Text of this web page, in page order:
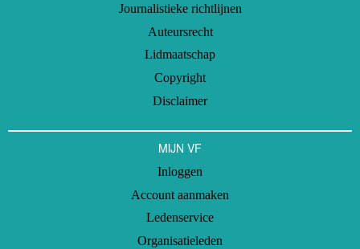
Journalistieke richtlijnen
Auteursrecht
Lidmaatschap
Copyright
Disclaimer
MIJN VF
Inloggen
Account aanmaken
Ledenservice
Organisatieleden